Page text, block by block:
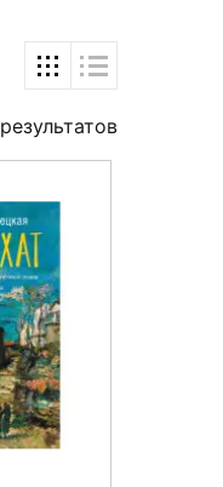
результатов